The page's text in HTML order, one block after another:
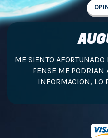
ME SIENTO AFORTUNADO
PENSE ME PODRIAN
INFORMACION, LO